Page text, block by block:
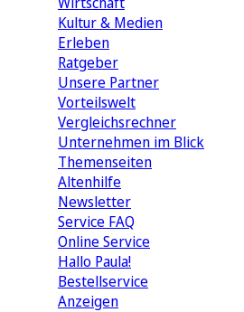
Kultur & Medien
Erleben
Ratgeber
Unsere Partner
Vorteilswelt
Vergleichsrechner
Unternehmen im Blick
Themenseiten
Altenhilfe
Newsletter
Service FAQ
Online Service
Hallo Paula!
Bestellservice
Anzeigen